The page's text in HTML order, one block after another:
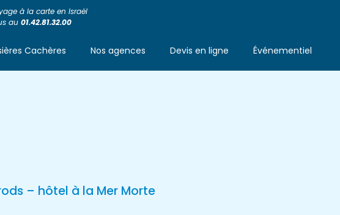
à la carte en Israël
au01.42.81.32.00
Cachères Nos agences Devis en ligne Événementiel
– hôtel à la Mer Morte